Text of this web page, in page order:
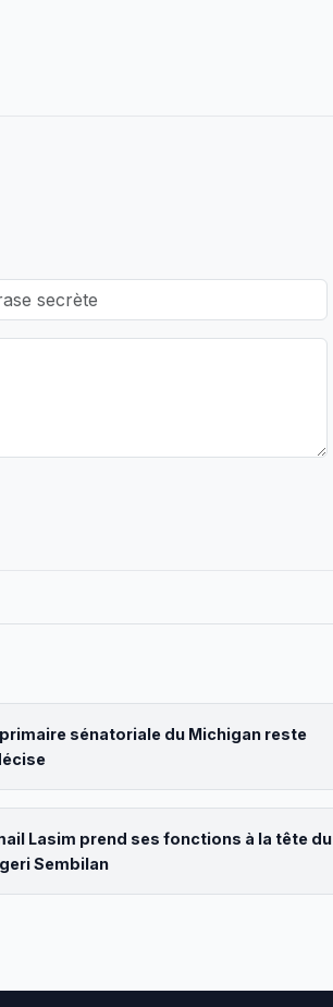
sénatoriale du Michigan reste
Lasim prend ses fonctions à la tête du
Sembilan